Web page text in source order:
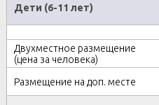
Дети (6-11 лет)